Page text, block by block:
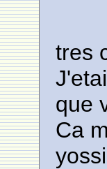
tres
que
Ca
yossi